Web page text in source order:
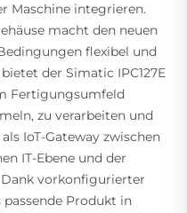
Maschine integrieren.
macht den neuen
flexibel und
der Simatic IPC127E
Fertigungsumfeld
zu verarbeiten und
IoT-Gateway zwischen
IT-Ebene und der
vorkonfigurierter
Produkt in